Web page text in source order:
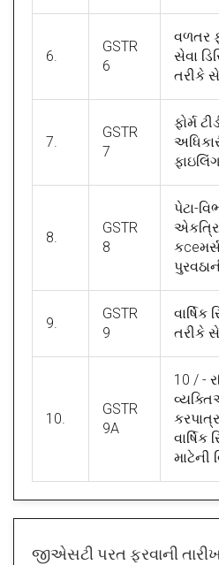
6.
GSTR
6
વળતર
સેવા
તરીકે
7.
GSTR
7
ફોર્મ
8.
GSTR
8
પેટા-
9.
GSTR
9
વાર્ષિક
તરીકે
10.
GSTR
9A
10 / -
વાર્ષિક
માટેની
જીએસટી પરત ફરવાની